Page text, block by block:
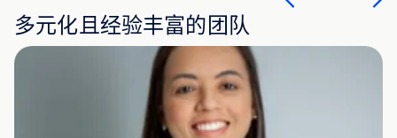
多元化且经验丰富的团队